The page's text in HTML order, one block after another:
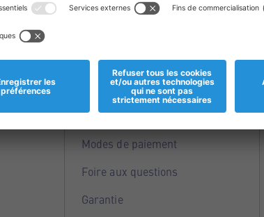
Informations
Magasins
Modes de paiement
Foire aux questions
Garantie